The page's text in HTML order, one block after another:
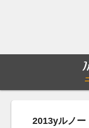
会社概要
2013yルノ